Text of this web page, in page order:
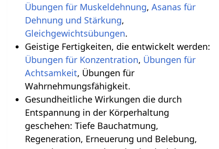
Übungen für Muskeldehnung, Asanas für
Dehnung und Stärkung,
.
Geistige Fertigkeiten, die entwickelt werden:
Übungen für Konzentration, Übungen für
Achtsamkeit, Übungen für
Wahrnehmungsfähigkeit.
Gesundheitliche Wirkungen die durch
Entspannung in der Körperhaltung
geschehen‏‎: Tiefe Bauchatmung,
Regeneration, Erneuerung und Belebung,